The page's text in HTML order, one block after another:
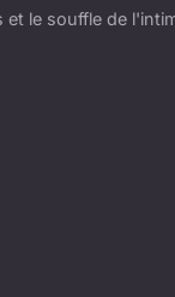
et le souffle de